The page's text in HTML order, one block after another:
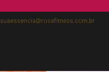
suaessencia@rosefitness.com.br